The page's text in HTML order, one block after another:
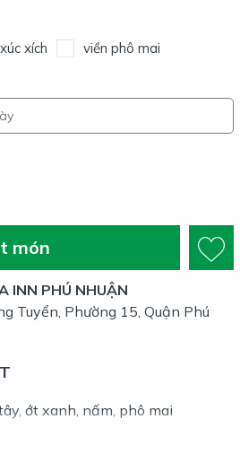
xích
viền phô mai
món
INN PHÚ NHUẬN
Tuyển, Phường 15, Quận Phú
ớt xanh, nấm, phô mai